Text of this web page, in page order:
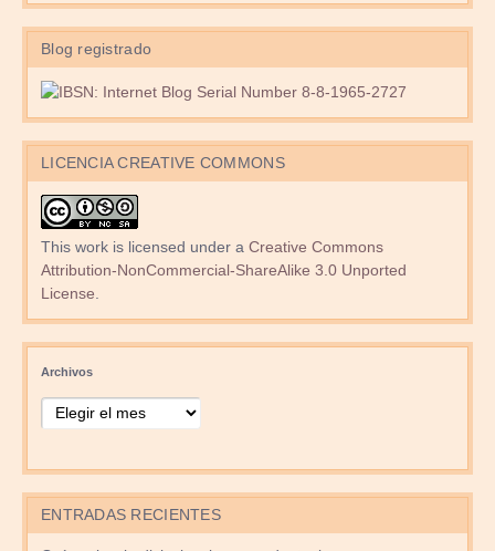
Blog registrado
LICENCIA CREATIVE COMMONS
This work is licensed under a Creative Commons
Attribution-NonCommercial-ShareAlike 3.0 Unported
License
Archivos
ENTRADAS RECIENTES